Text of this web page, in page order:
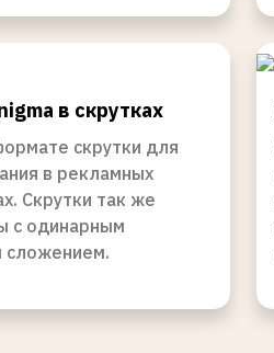
в скрутках
скрутки для
в рекламных
Скрутки так же
с одинарным
сложением.